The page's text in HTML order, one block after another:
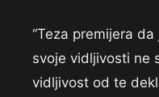
“Teza premijera
svoje vidljivosti ne
vidljivost od te